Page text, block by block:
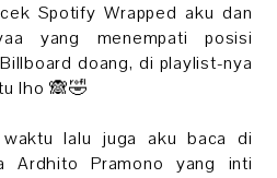
Spotify Wrapped aku dan
yang menempati posisi
doang, di playlist-nya
lho 🙈🤣
lalu juga aku baca di
Ardhito Pramono yang inti